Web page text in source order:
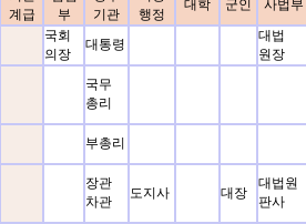
계급
부
기관
행정
대학 군인 사법부
국회
의장
대통령
대법
원장
국무
총리
부총리
장관
차관
도지사 대장
대법원
판사